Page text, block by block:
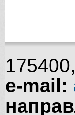
e-mail: